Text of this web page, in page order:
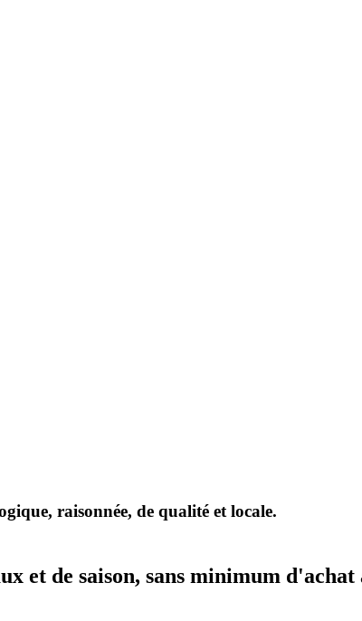
raisonnée, de qualité et locale.
et de saison, sans minimum